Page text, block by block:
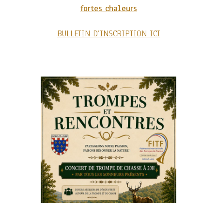
fortes chaleurs
BULLETIN D’INSCRIPTION ICI